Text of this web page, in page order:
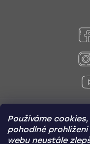
Používáme
pohodlné
webu neustále
Online